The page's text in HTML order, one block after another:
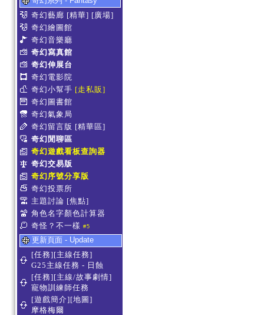
奇幻藝廊 [精華] [廣場]
奇幻繪圖館
奇幻音樂廳
奇幻寫真館
奇幻伸展台
奇幻電影院
奇幻小幫手 [走私販]
奇幻圖書館
奇幻氣象局
奇幻留言版 [精華區]
奇幻閒聊區
奇幻遊戲看板查詢器
奇幻交易版
奇幻序號分享版
奇幻投票所
主題討論 [焦點]
角色名字顏色計算器
奇怪？不一樣 #5
更新頁面 - Update
[任務][主線任務]
G25主線任務 - 日蝕
[任務][主線/故事劇情]
寵物訓練師任務
[遊戲簡介][地圖]
摩格梅爾